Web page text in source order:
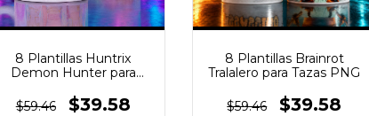
8 Plantillas Huntrix
Demon Hunter para
$59.46
$39.58
8 Plantillas Brainrot
Tralalero para Tazas PNG
$59.46 $39.58